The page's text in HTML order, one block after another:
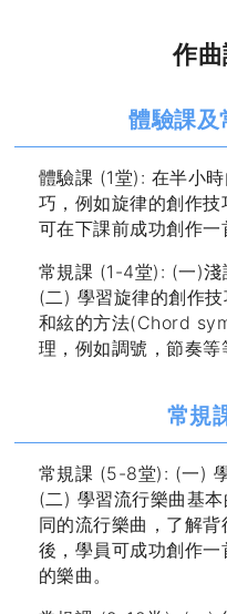
作
體驗課
體驗課 (1堂): 在半小
巧，例如旋律的創作
可在下課前成功創作一
常規課 (1-4堂): (一)淺
(二) 學習旋律的創作
和絃的方法(Chord
理，例如調號，節奏等
常規
常規課 (5-8堂): (一)
(二) 學習流行樂曲基
同的流行樂曲，了解
後，學員可成功創作
的樂曲。